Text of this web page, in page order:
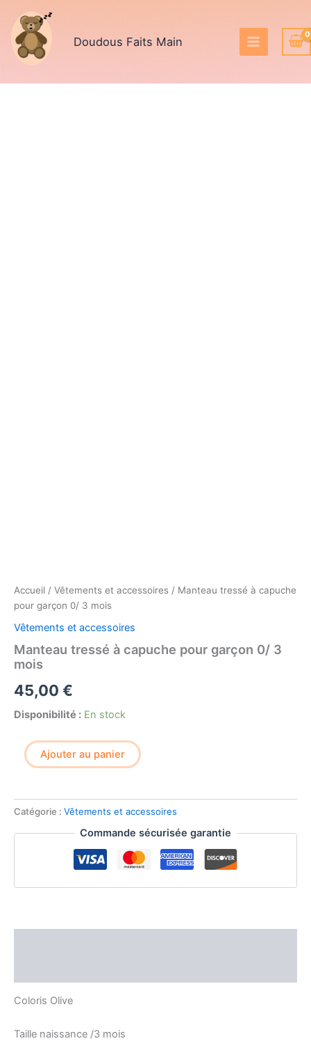
contenu
Doudous Faits Main
Accueil / Vêtements et accessoires / Manteau tressé à capuche
pour garçon 0/ 3 mois
Vêtements et accessoires
Manteau tressé à capuche pour garçon 0/ 3
mois
45,00 €
Disponibilité : En stock
quantité
de
à
capuche
mois
Ajouter au panier
Catégorie : Vêtements et accessoires
Commande sécurisée garantie
Coloris Olive
Taille naissance /3 mois